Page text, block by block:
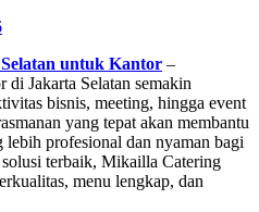
untuk Kantor –
Jakarta Selatan semakin
bisnis, meeting, hingga event
yang tepat akan membantu
lebih profesional dan nyaman bagi
terbaik, Mikailla Catering
menu lengkap, dan